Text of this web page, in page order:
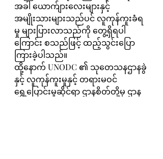
အခါ ယောက်ျားလေးများနှင့်
အမျိုးသားများသည်ပင် လူကုန်ကူးခံရ
မှု များပြားလာသည်ကို တွေ့ရှိရပါ
ကြောင်း စသည်ဖြင့် ထည့်သွင်းပြော
ကြားခဲ့ပါသည်။
ထို့နောက် UNODC ၏ သုတေသနဌာနခွဲ
နှင့် လူကုန်ကူးမှုနှင့် တရားမဝင်
ရွှေ့ပြောင်းမှုဆိုင်ရာ ဌာနစိတ်တို့မှ ဌာန